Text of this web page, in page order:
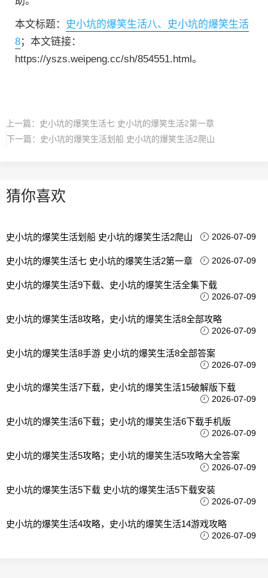
本文标题：
史小坑的爆笑生活八、史小坑的爆笑生活
8；本文链接：
https://yszs.weipeng.cc/sh/854551.html。
上一篇： 史小坑的爆笑生活七 史小坑的爆笑生活2第一章
下一篇： 史小坑的爆笑生活划船 史小坑的爆笑生活2爬山
猜你喜欢
史小坑的爆笑生活划船 史小坑的爆笑生活2爬山 2026-07-09
史小坑的爆笑生活七 史小坑的爆笑生活2第一章 2026-07-09
史小坑的爆笑生活9下载、史小坑的爆笑生活全集下载
2026-07-09
史小坑的爆笑生活8攻略，史小坑的爆笑生活8全部攻略
2026-07-09
史小坑的爆笑生活8手游 史小坑的爆笑生活8全部答案
2026-07-09
史小坑的爆笑生活7下载，史小坑的爆笑生活15破解版下载
2026-07-09
史小坑的爆笑生活6下载；史小坑的爆笑生活6下载手机版
2026-07-09
史小坑的爆笑生活5攻略；史小坑的爆笑生活5攻略大全答案
2026-07-09
史小坑的爆笑生活5下载 史小坑的爆笑生活5下载安装
2026-07-09
史小坑的爆笑生活4攻略，史小坑的爆笑生活14游戏攻略
2026-07-09